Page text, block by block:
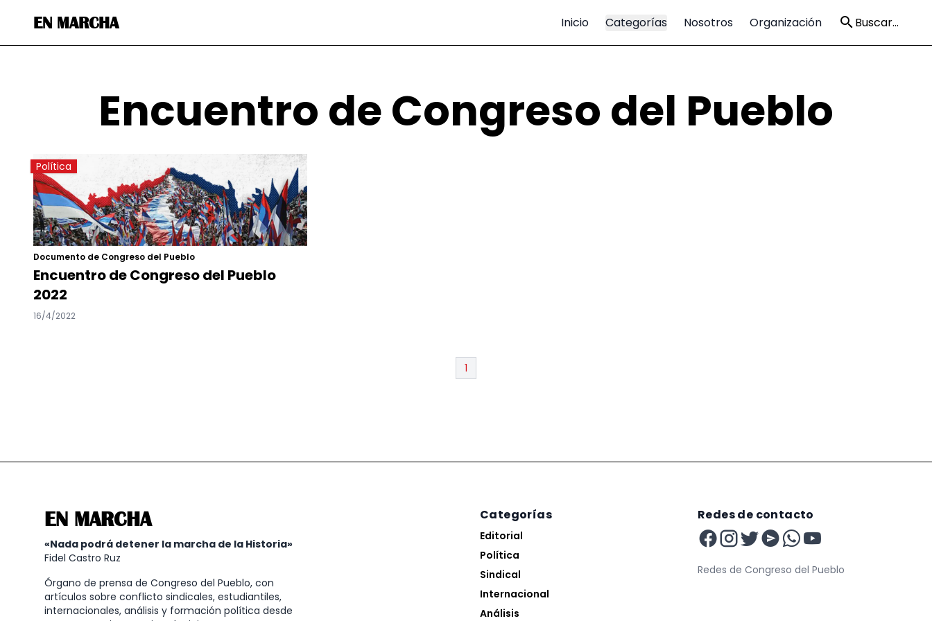
EN MARCHA Inicio Categorías Nosotros Organización Buscar...
Encuentro de Congreso del Pueblo
Política
Documento de Congreso del Pueblo
Encuentro de Congreso del Pueblo
2022
16/4/2022
1
EN MARCHA
«Nada podrá detener la marcha de la Historia»
Fidel Castro Ruz
Órgano de prensa de Congreso del Pueblo, con
artículos sobre conflicto sindicales, estudiantiles,
internacionales, análisis y formación política desde
Categorías
Editorial
Política
Sindical
Internacional
Análisis
Redes de contacto
Redes de Congreso del Pueblo